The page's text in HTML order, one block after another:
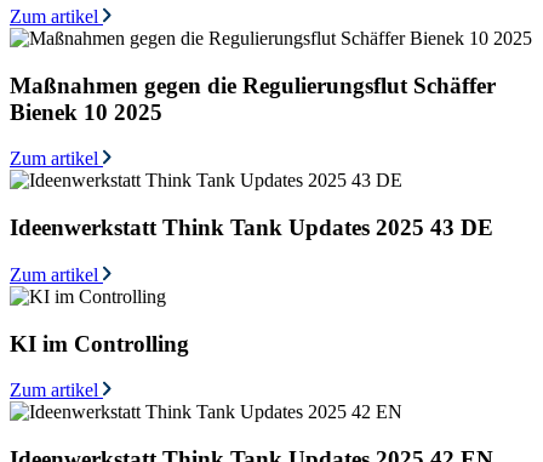
Zum artikel
Maßnahmen gegen die Regulierungsflut Schäffer
Bienek 10 2025
Zum artikel
Ideenwerkstatt Think Tank Updates 2025 43 DE
Zum artikel
KI im Controlling
Zum artikel